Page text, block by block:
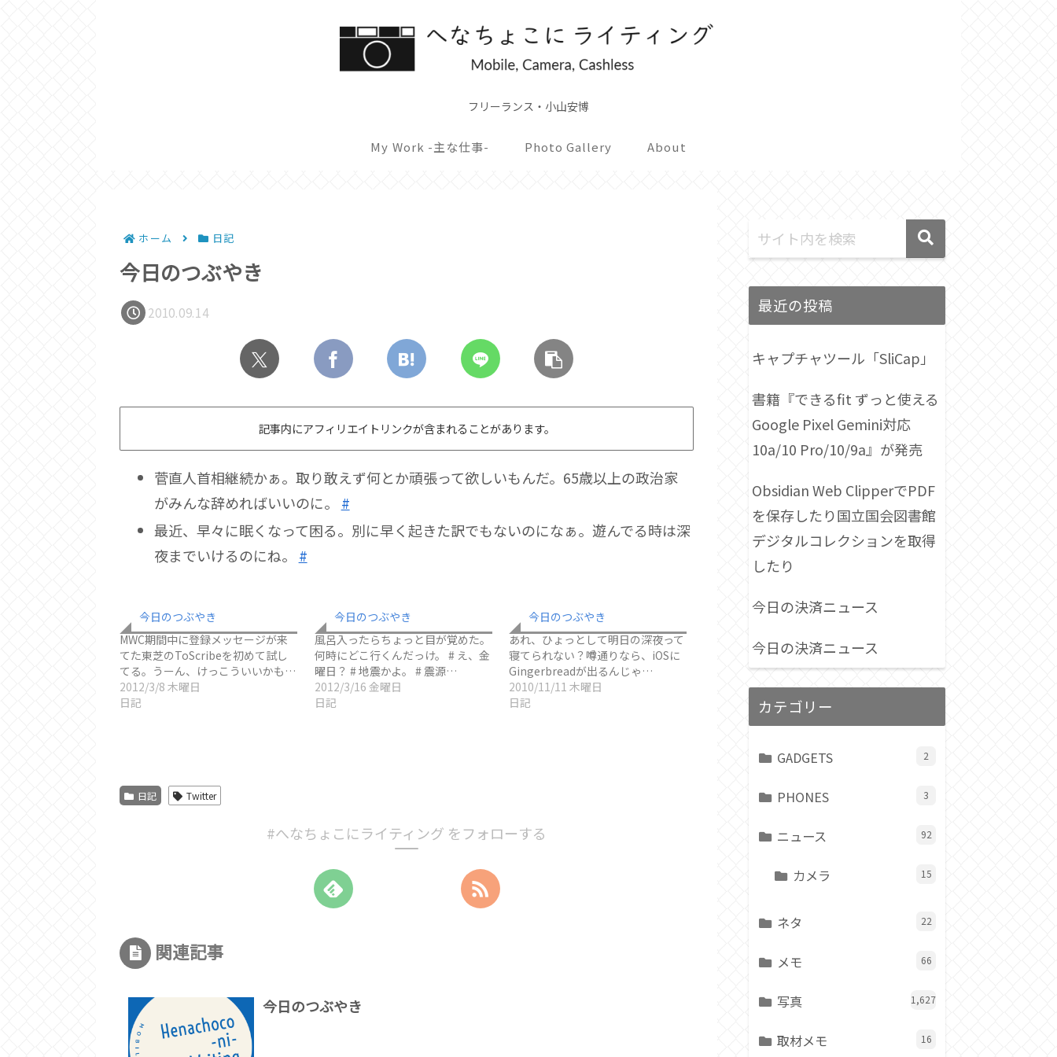
フリーランス・小山安博
My Work -主な仕事- Photo Gallery About
ホーム 日記
今日のつぶやき
2010.09.14
記事内にアフィリエイトリンクが含まれることがあります。
菅直人首相継続かぁ。取り敢えず何とか頑張って欲しいもんだ。65歳以上の政治家
がみんな辞めればいいのに。 #
最近、早々に眠くなって困る。別に早く起きた訳でもないのになぁ。遊んでる時は深
夜までいけるのにね。 #
今日のつぶやき
MWC期間中に登録メッセージが来
てた東芝のToScribeを初めて試し
てる。うーん、けっこういいかも…
2012/3/8 木曜日
日記
今日のつぶやき
風呂入ったらちょっと目が覚めた。
何時にどこ行くんだっけ。 # え、金
曜日？ # 地震かよ。 # 震源…
2012/3/16 金曜日
日記
今日のつぶやき
あれ、ひょっとして明日の深夜って
寝てられない？噂通りなら、iOSに
Gingerbreadが出るんじゃ…
2010/11/11 木曜日
日記
日記 Twitter
#へなちょこにライティング をフォローする
関連記事
今日のつぶやき
最近の投稿
キャプチャツール「SliCap」
書籍『できるfit ずっと使える
Google Pixel Gemini対応
10a/10 Pro/10/9a』が発売
Obsidian Web ClipperでPDF
を保存したり国立国会図書館
デジタルコレクションを取得
したり
今日の決済ニュース
今日の決済ニュース
カテゴリー
GADGETS 2
PHONES 3
ニュース 92
カメラ 15
ネタ 22
メモ 66
写真 1,627
取材メモ 16